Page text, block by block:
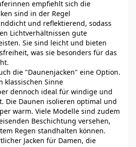
empfiehlt sich die
sind in der Regel
und reflektierend, sodass
Lichtverhältnissen gute
Sie sind leicht und bieten
was sie besonders für das
die "Daunenjacken" eine Option.
klassischen Sinne
dennoch ideal für windige und
Die Daunen isolieren optimal und
warm. Viele Modelle sind zudem
Beschichtung versehen,
Regen standhalten können.
Jacken für Damen, die